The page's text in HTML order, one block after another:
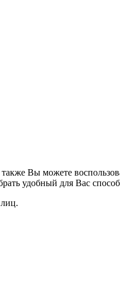
Вы можете
удобный для Вас